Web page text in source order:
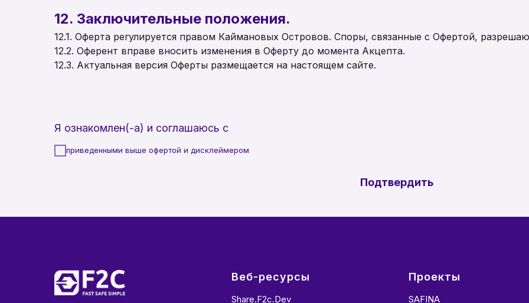
12. Заключительные положения.
12.1. Оферта регулируется правом Каймановых Островов. Споры, связанные с Офертой,
12.2. Оферент вправе вносить изменения в Оферту до момента Акцепта.
12.3. Актуальная версия Оферты размещается на настоящем сайте.
Я ознакомлен(-а) и соглашаюсь с
приведенными выше офертой и дисклеймером
Подтвердить
Веб-ресурсы
Share.f2c.dev
Проекты
SAFINA